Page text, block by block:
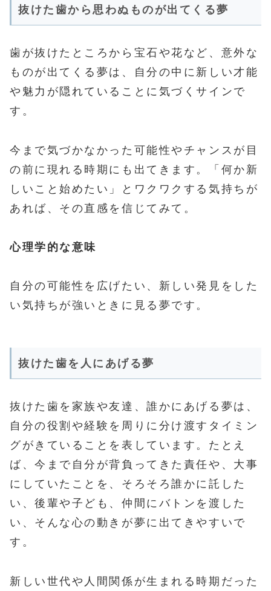
抜けた歯から思わぬものが出てくる夢
歯が抜けたところから宝石や花など、意外な
ものが出てくる夢は、自分の中に新しい才能
や魅力が隠れていることに気づくサインで
す。
今まで気づかなかった可能性やチャンスが目
の前に現れる時期にも出てきます。「何か新
しいこと始めたい」とワクワクする気持ちが
あれば、その直感を信じてみて。
心理学的な意味
自分の可能性を広げたい、新しい発見をした
い気持ちが強いときに見る夢です。
抜けた歯を人にあげる夢
抜けた歯を家族や友達、誰かにあげる夢は、
自分の役割や経験を周りに分け渡すタイミン
グがきていることを表しています。たとえ
ば、今まで自分が背負ってきた責任や、大事
にしていたことを、そろそろ誰かに託した
い、後輩や子ども、仲間にバトンを渡した
い、そんな心の動きが夢に出てきやすいで
す。
新しい世代や人間関係が生まれる時期だった